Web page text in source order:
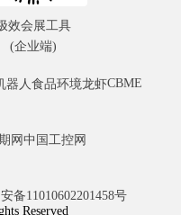
器人食品环境龙虾CBME
网中国工控网
备11010602201458号
Reserved
效会展工具
(企业端)